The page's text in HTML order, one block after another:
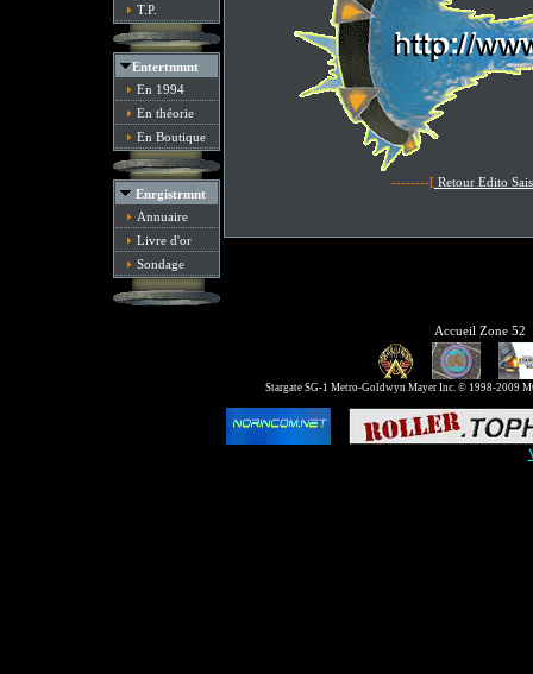
T.P.
Entertnmnt
En 1994
En théorie
En Boutique
Enrgistrmnt
Annuaire
Livre d'or
Sondage
--------[ Retour Edito
Accueil Zone 52
Stargate SG-1 Metro-Goldwyn Mayer Inc. © 1998-2009